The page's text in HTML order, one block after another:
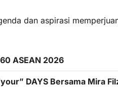
dan aspirasi
ASEAN 2026
DAYS Bersama Mira